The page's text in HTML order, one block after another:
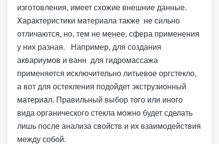
изготовления, имеет схожие внешние данные.
Характеристики материала также не сильно
отличаются, но, тем не менее, сфера применения
у них разная. Например, для создания
аквариумов и ванн для гидромассажа
применяется исключительно литьевое оргстекло,
а вот для остекления подойдет экструзионный
материал. Правильный выбор того или иного
вида органического стекла можно будет сделать
лишь после анализа свойств и их взаимодействия
между собой.